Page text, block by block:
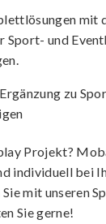
mit
und
zu
Projekt?
individuell bei
mit unseren
Sie gerne!